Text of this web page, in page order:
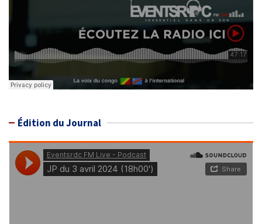
Édition du Journal